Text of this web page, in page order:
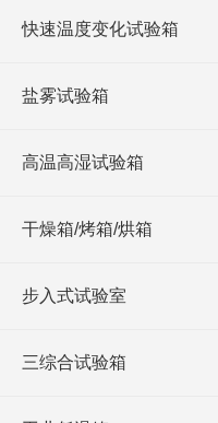
快速温度变化试验箱
盐雾试验箱
高温高湿试验箱
干燥箱/烤箱/烘箱
步入式试验室
三综合试验箱